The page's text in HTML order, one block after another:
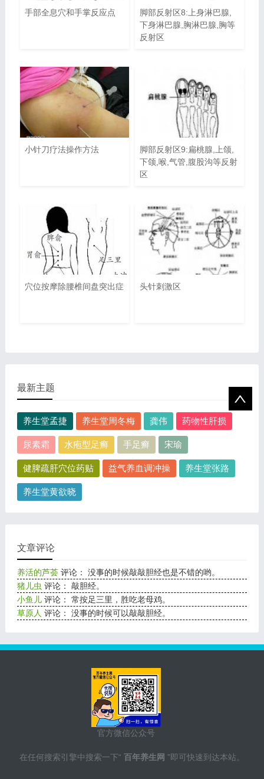
手部全息穴和手掌反应点
脚部反射区8:上身淋巴腺,
下身淋巴腺,胸淋巴腺,胸等
反射区
小针刀疗法操作方法
脚部反射区9:扁桃腺,上颌,
下颌,喉,气管,腹股沟等反射
区
穴位按摩除腰椎间盘突出症 头针刺激区
最新主题
养生堂孟捷 养生堂周冬梅 龚伟 药物性肝损
尿素霜 水疱型足癣 手足癣 宋瑜
健脾疏肝穴位药贴 益气养血调冲操 养生堂张路
养生堂黄欲晓
文章评论
养活的芦荟 评论： 没事的时候敲敲胆经也是不错的哟。
猪儿虫 评论： 敲胆经。
小鱼儿 评论： 常按足三里，胜吃老母鸡。
草原人 评论： 没事的时候可以敲敲胆经。
官方微信公众号
在任何搜索引擎中搜索一下“ 百年养生网 ”即可快速到达本站。